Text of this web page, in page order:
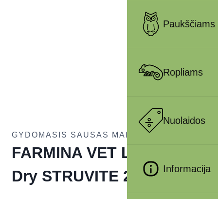
Paukščiams
Ropliams
Nuolaidos
Informacija
GYDOMASIS SAUSAS MAISTAS KATĖMS
FARMINA VET LIFE – CAT
Dry STRUVITE 2 kg